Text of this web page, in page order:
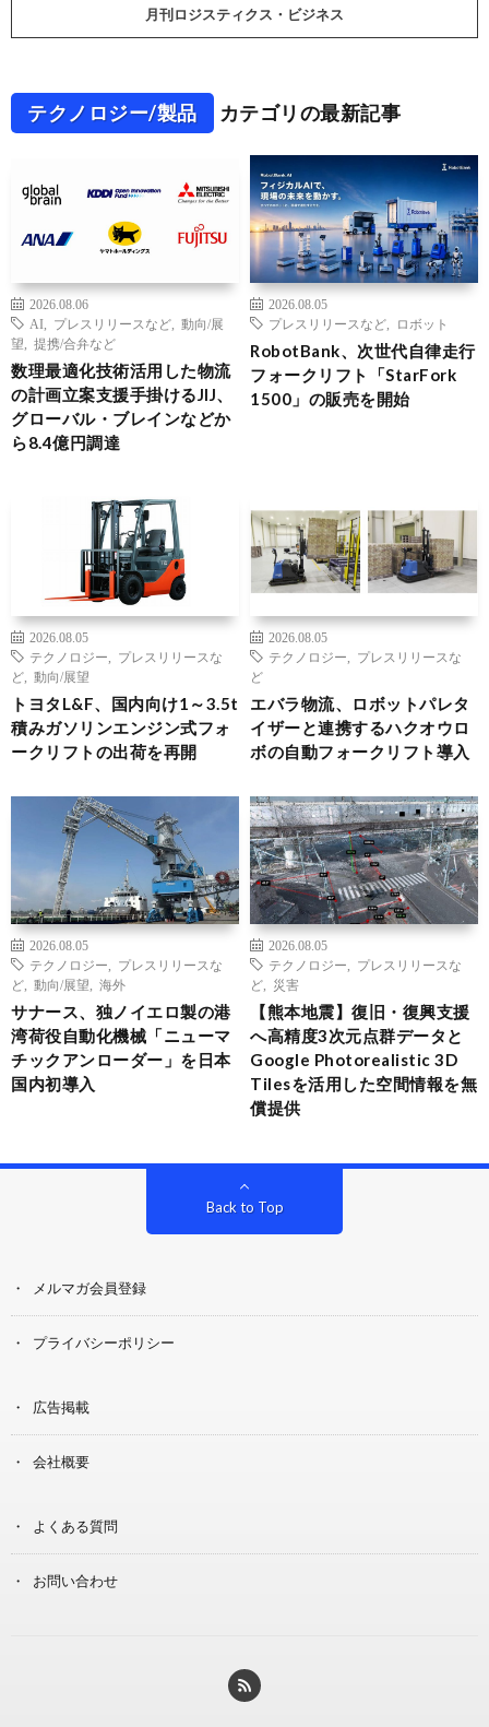
月刊ロジスティクス・ビジネス
テクノロジー/製品 カテゴリの最新記事
2026.08.06
AI
プレスリリースなど
動向/展
望
提携/合弁など
数理最適化技術活用した物流
の計画立案支援手掛けるJIJ、
グローバル・ブレインなどか
ら8.4億円調達
2026.08.05
プレスリリースなど
ロボット
RobotBank、次世代自律走行
フォークリフト「StarFork
1500」の販売を開始
2026.08.05
テクノロジー
プレスリリースな
ど
動向/展望
トヨタL&F、国内向け1～3.5t
積みガソリンエンジン式フォ
ークリフトの出荷を再開
2026.08.05
テクノロジー
プレスリリースな
ど
エバラ物流、ロボットパレタ
イザーと連携するハクオウロ
ボの自動フォークリフト導入
2026.08.05
テクノロジー
プレスリリースな
ど
動向/展望 海外
サナース、独ノイエロ製の港
湾荷役自動化機械「ニューマ
チックアンローダー」を日本
国内初導入
2026.08.05
テクノロジー
プレスリリースな
ど
災害
【熊本地震】復旧・復興支援
へ高精度3次元点群データと
Google Photorealistic 3D
Tilesを活用した空間情報を無
償提供
Back to Top
メルマガ会員登録
プライバシーポリシー
広告掲載
会社概要
よくある質問
お問い合わせ